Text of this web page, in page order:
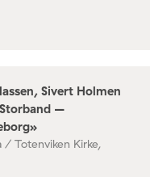
Sivert Holmen
–
/ Totenviken Kirke,